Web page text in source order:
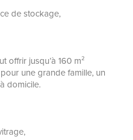
de stockage,
offrir jusqu’à 160 m²
une grande famille, un
domicile.